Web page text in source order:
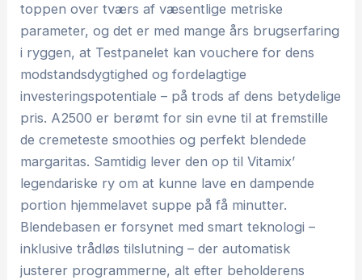
toppen over tværs af væsentlige metriske
parameter, og det er med mange års brugserfaring
i ryggen, at Testpanelet kan vouchere for dens
modstandsdygtighed og fordelagtige
investeringspotentiale – på trods af dens betydelige
pris. A2500 er berømt for sin evne til at fremstille
de cremeteste smoothies og perfekt blendede
margaritas. Samtidig lever den op til Vitamix’
legendariske ry om at kunne lave en dampende
portion hjemmelavet suppe på få minutter.
Blendebasen er forsynet med smart teknologi –
inklusive trådløs tilslutning – der automatisk
justerer programmerne, alt efter beholderens